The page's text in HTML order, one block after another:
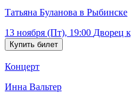
Татьяна Буланова в Рыбинске
13 ноября (Пт), 19:00 Дворец
Концерт
Инна Вальтер